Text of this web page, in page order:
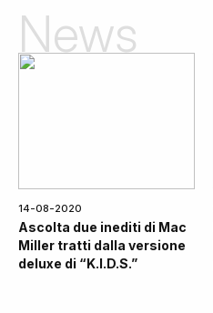
News
14-08-2020
Ascolta due inediti di Mac
Miller tratti dalla versione
deluxe di “K.I.D.S.”